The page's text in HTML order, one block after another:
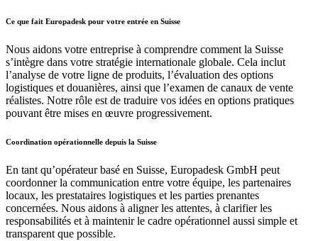
Ce que fait Europadesk pour votre entrée en Suisse
Nous aidons votre entreprise à comprendre comment la Suisse
s’intègre dans votre stratégie internationale globale. Cela inclut
l’analyse de votre ligne de produits, l’évaluation des options
logistiques et douanières, ainsi que l’examen de canaux de vente
réalistes. Notre rôle est de traduire vos idées en options pratiques
pouvant être mises en œuvre progressivement.
Coordination opérationnelle depuis la Suisse
En tant qu’opérateur basé en Suisse, Europadesk GmbH peut
coordonner la communication entre votre équipe, les partenaires
locaux, les prestataires logistiques et les parties prenantes
concernées. Nous aidons à aligner les attentes, à clarifier les
responsabilités et à maintenir le cadre opérationnel aussi simple et
transparent que possible.